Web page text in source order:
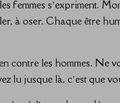
femmes s’expriment.
à oser. Chaque être
contre les hommes. Ne
lu jusque là, c’est que